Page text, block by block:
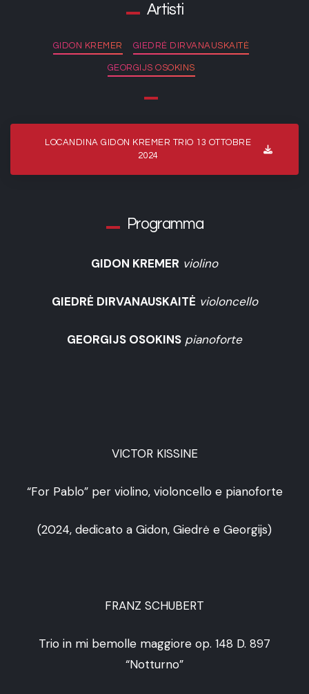
Artisti
GIDON KREMER GIEDRĖ DIRVANAUSKAITĖ
GEORGIJS OSOKINS
LOCANDINA GIDON KREMER TRIO 13 OTTOBRE
2024
Programma
GIDON KREMER violino
GIEDRĖ DIRVANAUSKAITĖ violoncello
GEORGIJS OSOKINS pianoforte
VICTOR KISSINE
“For Pablo” per violino, violoncello e pianoforte
(2024, dedicato a Gidon, Giedrė e Georgijs)
FRANZ SCHUBERT
Trio in mi bemolle maggiore op. 148 D. 897
“Notturno”